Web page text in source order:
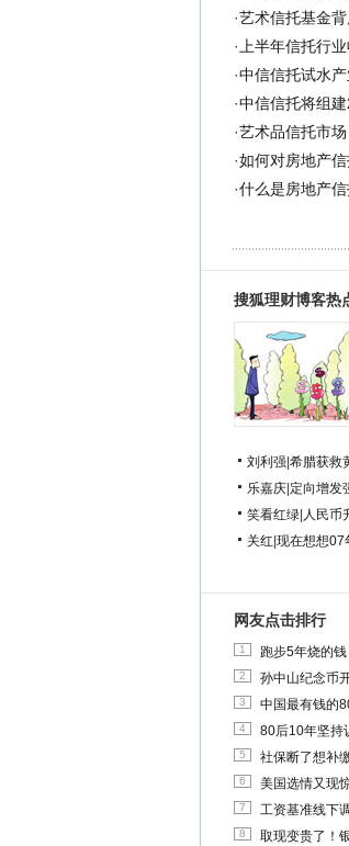
·艺术信托基金
· 上半年信托行
·中信信托试水
·中信信托将组
·艺术品信托市
·如何对房地产
·什么是房地产
搜狐理财博客热
刘利强 希腊获救
乐嘉庆 定向增发
笑看红绿 人民币
关红 现在想想07
网友点击排行
1 跑步5年烧的
2 孙中山纪念币
3 中国最有钱的
4 80后10年坚持
5 社保断了想补
6 美国选情又现
7 工资基准线下
8 取现变贵了！